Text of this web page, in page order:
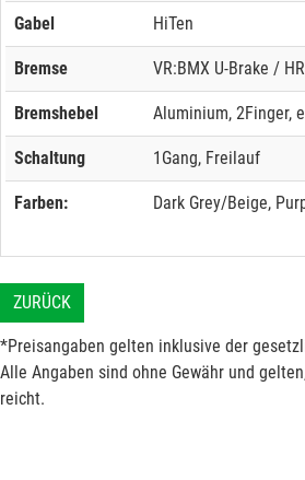
Gabel HiTen
Bremse VR:BMX U-Brake /
Bremshebel Aluminium, 2Finger,
Schaltung 1Gang, Freilauf
Farben: Dark Grey/Beige,
ZURÜCK
*Preisangaben gelten inklusive der
Alle Angaben sind ohne Gewähr und
reicht.